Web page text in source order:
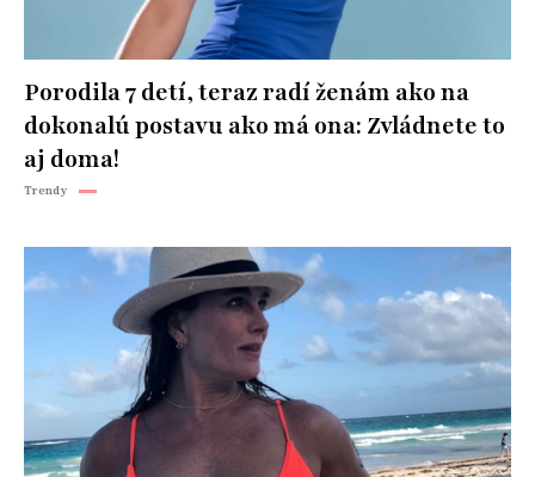
Porodila 7 detí, teraz radí ženám ako na
dokonalú postavu ako má ona: Zvládnete to
aj doma!
Trendy